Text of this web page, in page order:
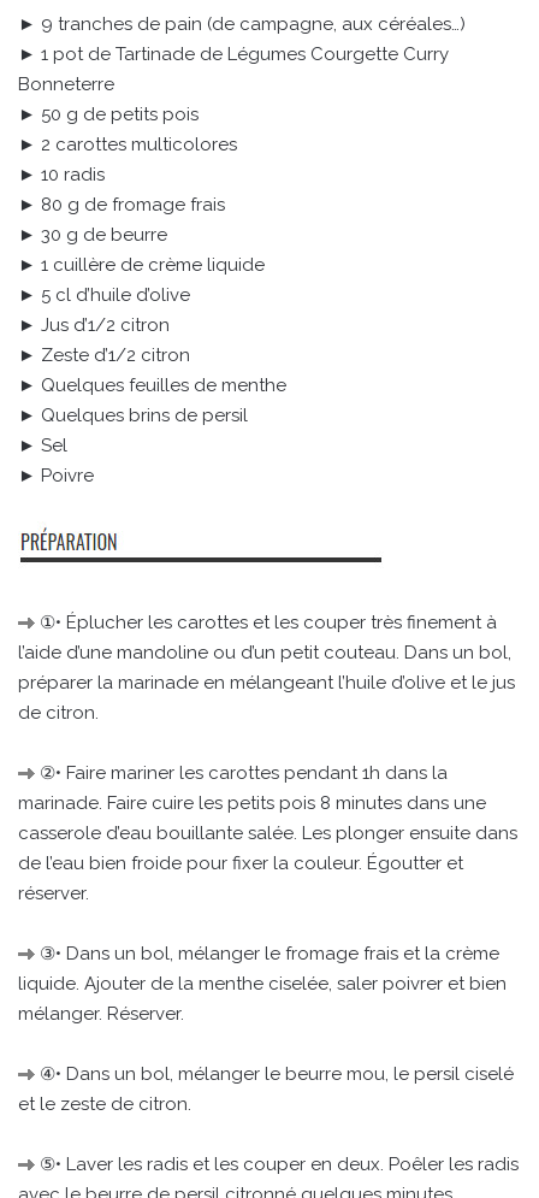
► 9 tranches de pain (de campagne, aux céréales…)
► 1 pot de Tartinade de Légumes Courgette Curry
Bonneterre
► 50 g de petits pois
► 2 carottes multicolores
► 10 radis
► 80 g de fromage frais
► 30 g de beurre
► 1 cuillère de crème liquide
► 5 cl d’huile d’olive
► Jus d’1/2 citron
► Zeste d’1/2 citron
► Quelques feuilles de menthe
► Quelques brins de persil
► Sel
► Poivre
①• Éplucher les carottes et les couper très finement à
l’aide d’une mandoline ou d’un petit couteau. Dans un bol,
préparer la marinade en mélangeant l’huile d’olive et le jus
de citron.
②• Faire mariner les carottes pendant 1h dans la
marinade. Faire cuire les petits pois 8 minutes dans une
casserole d’eau bouillante salée. Les plonger ensuite dans
de l’eau bien froide pour fixer la couleur. Égoutter et
réserver.
③• Dans un bol, mélanger le fromage frais et la crème
liquide. Ajouter de la menthe ciselée, saler poivrer et bien
mélanger. Réserver.
④• Dans un bol, mélanger le beurre mou, le persil ciselé
et le zeste de citron.
⑤• Laver les radis et les couper en deux. Poêler les radis